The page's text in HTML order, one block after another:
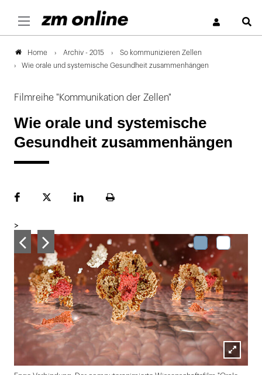
Home Archiv - 2015
So kommunizieren Zellen
Wie orale und systemische Gesundheit zusammenhängen
Filmreihe "Kommunikation der Zellen"
Wie orale und systemische
Gesundheit zusammenhängen
FacebookPlattformLinekdInSeite
>
Lightbox